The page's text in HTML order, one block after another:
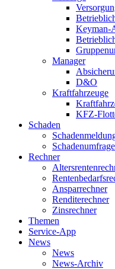
Keyman-
Manager
D&O
Kraftfahrzeuge
KFZ-
Schaden
Schadenumfrage
Rechner
Ansparrechner
Renditerechner
Zinsrechner
Themen
Service-App
News
News
News-Archiv